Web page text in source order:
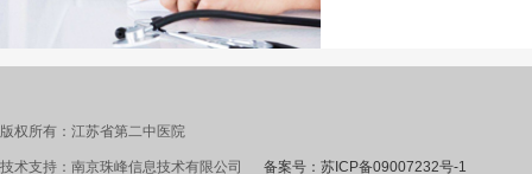
版权所有：江苏省第二中医院
技术支持：南京珠峰信息技术有限公司 备案号：苏ICP备09007232号-1